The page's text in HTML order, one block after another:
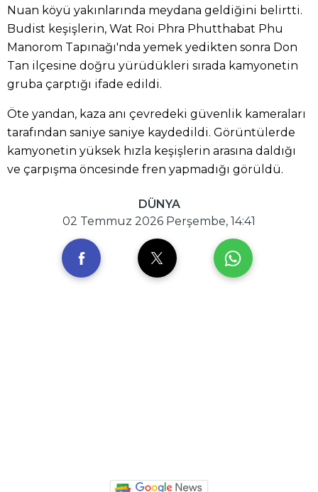
Nuan köyü yakınlarında meydana geldiğini belirtti.
Budist keşişlerin, Wat Roi Phra Phutthabat Phu
Manorom Tapınağı'nda yemek yedikten sonra Don
Tan ilçesine doğru yürüdükleri sırada kamyonetin
gruba çarptığı ifade edildi.
Öte yandan, kaza anı çevredeki güvenlik kameraları
tarafından saniye saniye kaydedildi. Görüntülerde
kamyonetin yüksek hızla keşişlerin arasına daldığı
ve çarpışma öncesinde fren yapmadığı görüldü.
DÜNYA
02 Temmuz 2026 Perşembe, 14:41